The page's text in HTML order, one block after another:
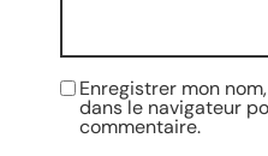
Enregistrer mon
dans le navigateur
commentaire.